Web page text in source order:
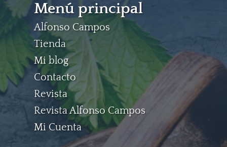
Menú principal
Alfonso Campos
Tienda
Mi blog
Contacto
Revista
Revista Alfonso Campos
Mi Cuenta